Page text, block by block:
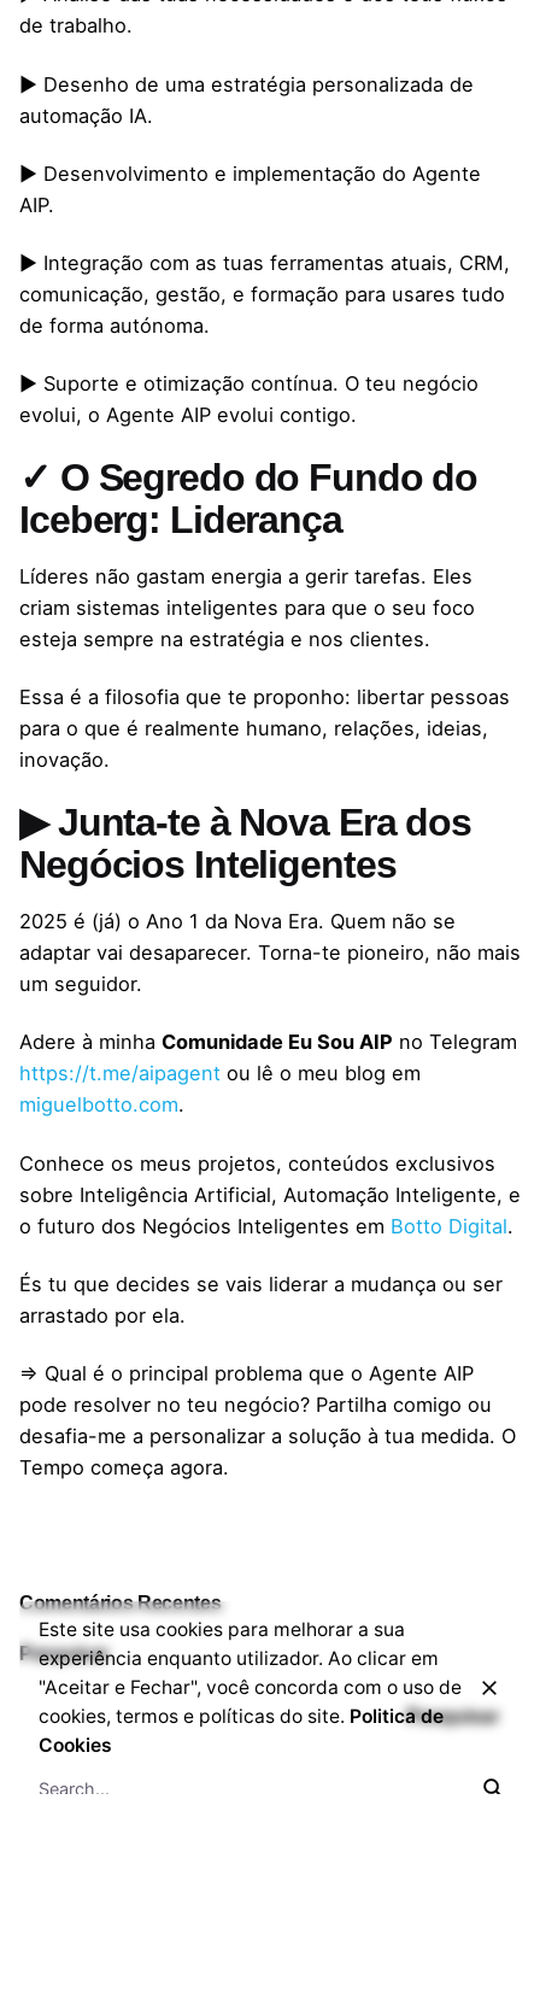
Comentários Recentes
Pesquisar
Pesquisar
de trabalho.
▶ Desenho de uma estratégia personalizada de
automação IA.
▶ Desenvolvimento e implementação do Agente
AIP.
▶ Integração com as tuas ferramentas atuais, CRM,
comunicação, gestão, e formação para usares tudo
de forma autónoma.
▶ Suporte e otimização contínua. O teu negócio
evolui, o Agente AIP evolui contigo.
✓ O Segredo do Fundo do
Iceberg: Liderança
Líderes não gastam energia a gerir tarefas. Eles
criam sistemas inteligentes para que o seu foco
esteja sempre na estratégia e nos clientes.
Essa é a filosofia que te proponho: libertar pessoas
para o que é realmente humano, relações, ideias,
inovação.
▶ Junta-te à Nova Era dos
Negócios Inteligentes
2025 é (já) o Ano 1 da Nova Era. Quem não se
adaptar vai desaparecer. Torna-te pioneiro, não mais
um seguidor.
Adere à minha Comunidade Eu Sou AIP no Telegram
https://t.me/aipagent ou lê o meu blog em
miguelbotto.com.
Conhece os meus projetos, conteúdos exclusivos
sobre Inteligência Artificial, Automação Inteligente, e
o futuro dos Negócios Inteligentes em Botto Digital.
És tu que decides se vais liderar a mudança ou ser
arrastado por ela.
⇒ Qual é o principal problema que o Agente AIP
pode resolver no teu negócio? Partilha comigo ou
desafia-me a personalizar a solução à tua medida. O
Tempo começa agora.
Este site usa cookies para melhorar a sua
experiência enquanto utilizador. Ao clicar em
"Aceitar e Fechar", você concorda com o uso de
cookies, termos e políticas do site. Politica de
Cookies